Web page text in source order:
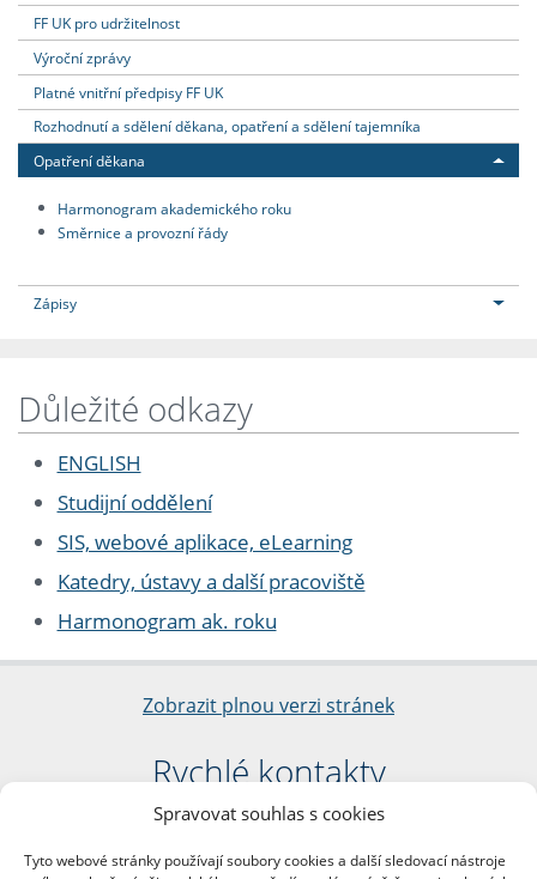
Spravovat souhlas s cookies
Tyto webové stránky používají soubory cookies a další sledovací nástroje
FF UK pro udržitelnost
Výroční zprávy
Platné vnitřní předpisy FF UK
Rozhodnutí a sdělení děkana, opatření a sdělení tajemníka
Opatření děkana
Harmonogram akademického roku
Směrnice a provozní řády
Zápisy
Důležité odkazy
ENGLISH
Studijní oddělení
SIS, webové aplikace, eLearning
Katedry, ústavy a další pracoviště
Harmonogram ak. roku
Zobrazit plnou verzi stránek
Rychlé kontakty
Filozofická fakulta
nám. Jana Palacha 1/2